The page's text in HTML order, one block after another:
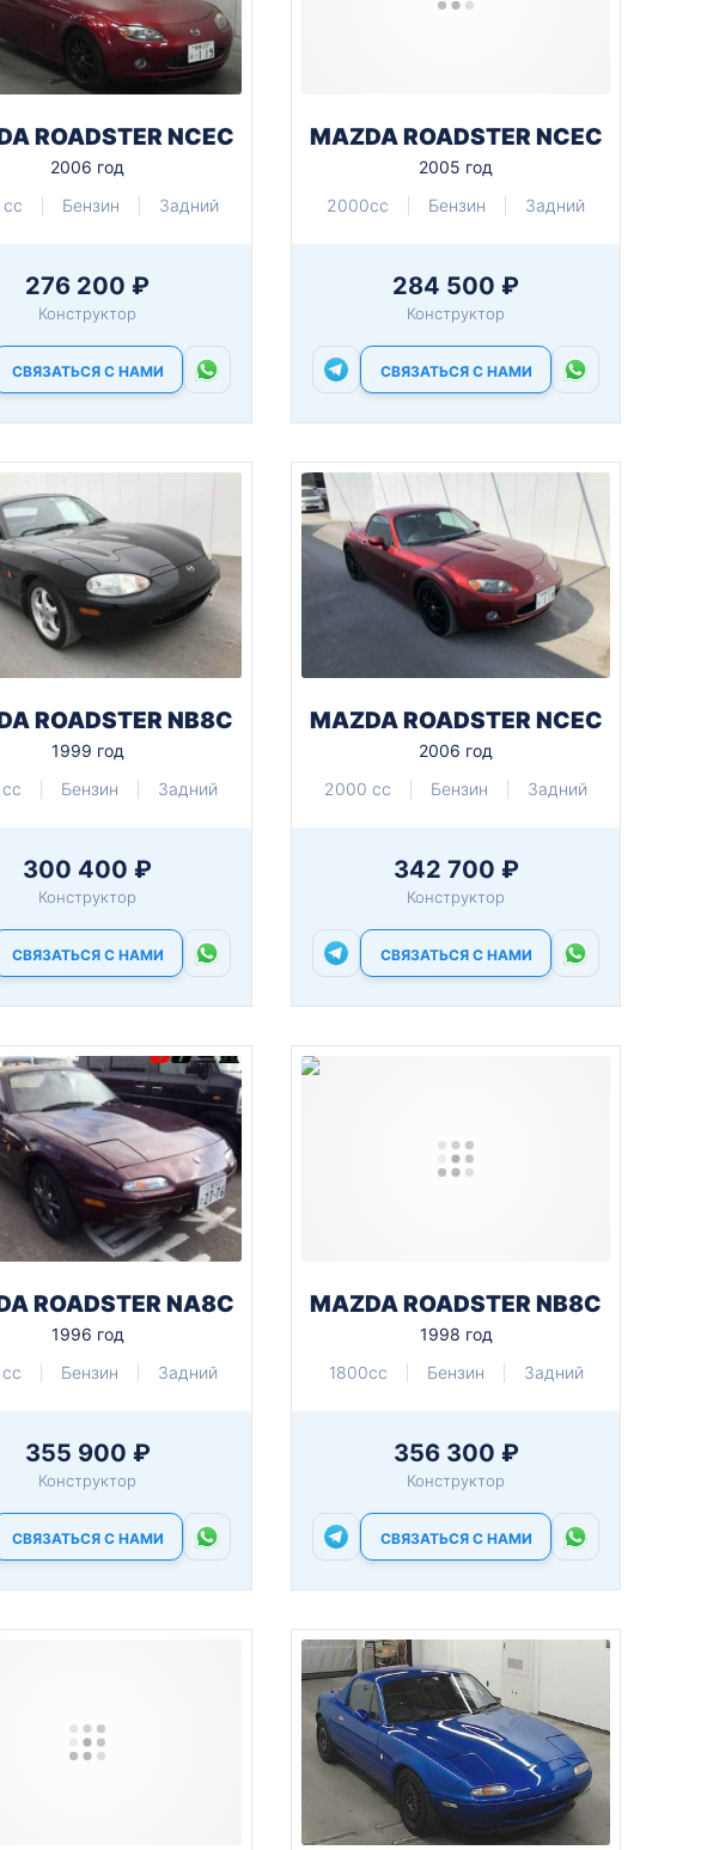
ROADSTER NCEC
2006 год
Бензин Задний
276 200 ₽
Конструктор
СВЯЗАТЬСЯ С НАМИ
MAZDA ROADSTER NCEC
2005 год
2000cc
Бензин Задний
284 500 ₽
Конструктор
СВЯЗАТЬСЯ С НАМИ
ROADSTER NB8C
1999 год
Бензин Задний
300 400 ₽
Конструктор
СВЯЗАТЬСЯ С НАМИ
MAZDA ROADSTER NCEC
2006 год
2000 cc
Бензин Задний
342 700 ₽
Конструктор
СВЯЗАТЬСЯ С НАМИ
ROADSTER NA8C
1996 год
Бензин Задний
355 900 ₽
Конструктор
СВЯЗАТЬСЯ С НАМИ
MAZDA ROADSTER NB8C
1998 год
1800cc
Бензин Задний
356 300 ₽
Конструктор
СВЯЗАТЬСЯ С НАМИ